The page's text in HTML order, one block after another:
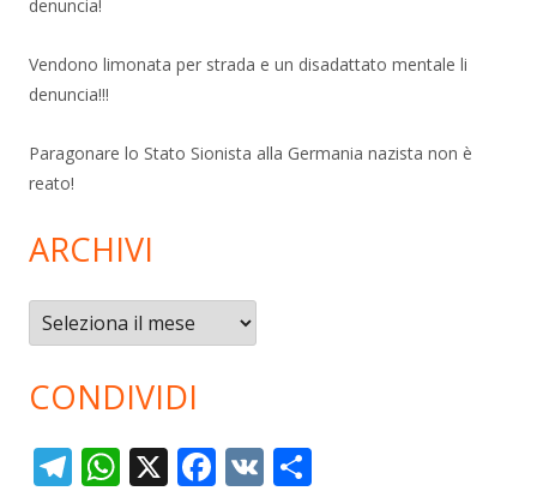
denuncia!
Vendono limonata per strada e un disadattato mentale li
denuncia!!!
Paragonare lo Stato Sionista alla Germania nazista non è
reato!
ARCHIVI
Archivi
CONDIVIDI
T W X F V